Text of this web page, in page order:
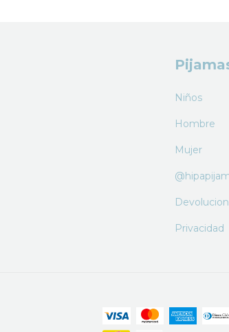
Niños
Hombre
Mujer
Privacidad